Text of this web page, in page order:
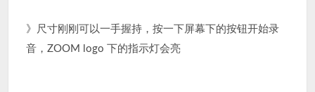
》尺寸刚刚可以一手握持，按一下屏幕下的按钮开始录
音，ZOOM logo 下的指示灯会亮